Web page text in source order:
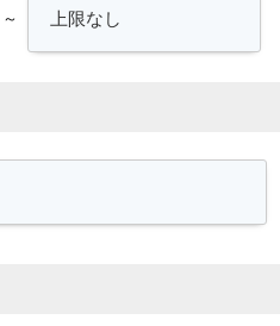
～